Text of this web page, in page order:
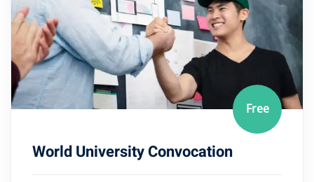
Free
World University Convocation